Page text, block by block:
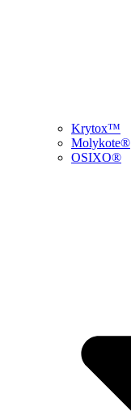
Krytox™
Molykote®
OSIXO®